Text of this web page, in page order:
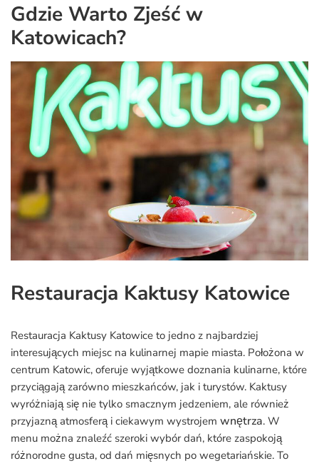
Gdzie Warto Zjeść w
Katowicach?
Restauracja Kaktusy Katowice
Restauracja Kaktusy Katowice to jedno z najbardziej
interesujących miejsc na kulinarnej mapie miasta. Położona w
centrum Katowic, oferuje wyjątkowe doznania kulinarne, które
przyciągają zarówno mieszkańców, jak i turystów. Kaktusy
wyróżniają się nie tylko smacznym jedzeniem, ale również
przyjazną atmosferą i ciekawym wystrojem wnętrza. W
menu można znaleźć szeroki wybór dań, które zaspokoją
różnorodne gusta, od dań mięsnych po wegetariańskie. To